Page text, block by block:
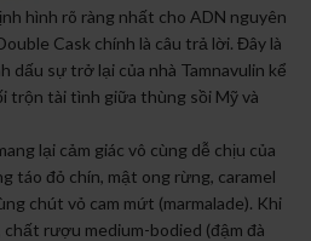
hình rõ ràng nhất cho ADN nguyên
Cask chính là câu trả lời. Đây là
dấu sự trở lại của nhà Tamnavulin kể
trộn tài tình giữa thùng sồi Mỹ và
lại cảm giác vô cùng dễ chịu của
táo đỏ chín, mật ong rừng, caramel
chút vỏ cam mứt (marmalade). Khi
rượu medium-bodied (đậm đà